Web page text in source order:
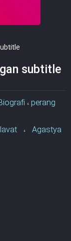
subtitle
،perang
،Agastya